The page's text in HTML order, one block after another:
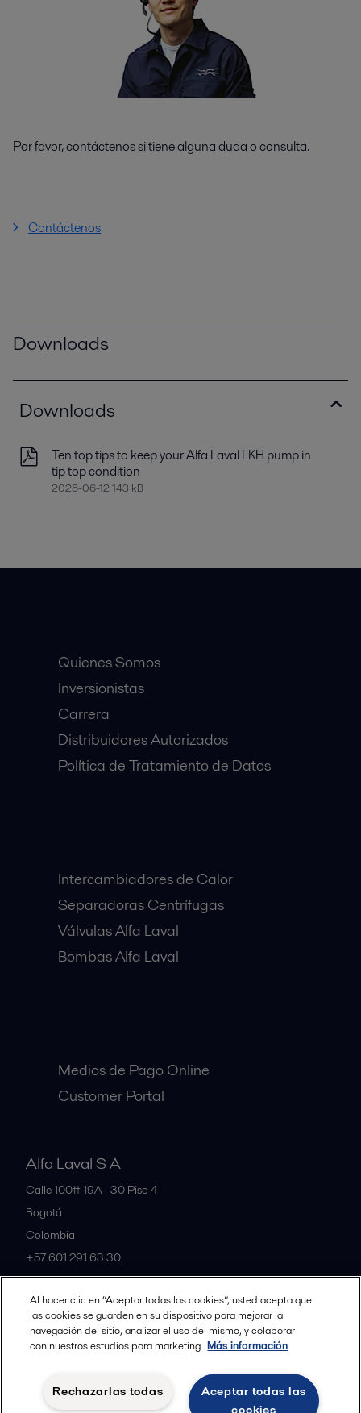
Por favor, contáctenos si tiene alguna duda o consulta.
Contáctenos
Downloads
Downloads
Ten top tips to keep your Alfa Laval LKH pump in
tip top condition
2026-06-12 143 kB
Quienes Somos
Inversionistas
Carrera
Distribuidores Autorizados
Política de Tratamiento de Datos
Intercambiadores de Calor
Separadoras Centrífugas
Válvulas Alfa Laval
Bombas Alfa Laval
Medios de Pago Online
Customer Portal
Alfa Laval S A
Calle 100# 19A - 30 Piso 4
Bogotá
Colombia
+57 601 291 63 30
All offices and partners
Política de Privacidad Alfa Laval
Política de Cookies
Condiciones y terminos legales
Al hacer clic en “Aceptar todas las cookies”, usted acepta que
las cookies se guarden en su dispositivo para mejorar la
navegación del sitio, analizar el uso del mismo, y colaborar
con nuestros estudios para marketing. Más información
Aceptar todas las
cookies
Rechazarlas todas